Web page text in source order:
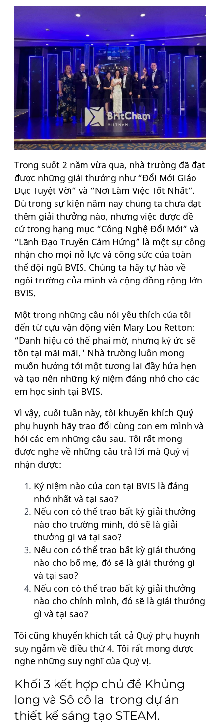
Trong suốt 2 năm vừa qua, nhà trường đã đạt
được những giải thưởng như “Đổi Mới Giáo
Dục Tuyệt Vời” và “Nơi Làm Việc Tốt Nhất”.
Dù trong sự kiện năm nay chúng ta chưa đạt
thêm giải thưởng nào, nhưng việc được đề
cử trong hạng mục “Công Nghệ Đổi Mới” và
“Lãnh Đạo Truyền Cảm Hứng” là một sự công
nhận cho mọi nỗ lực và công sức của toàn
thể đội ngũ BVIS. Chúng ta hãy tự hào về
ngôi trường của mình và cộng đồng rộng lớn
BVIS.
Một trong những câu nói yêu thích của tôi
đến từ cựu vận động viên Mary Lou Retton:
“Danh hiệu có thể phai mờ, nhưng ký ức sẽ
tồn tại mãi mãi." Nhà trường luôn mong
muốn hướng tới một tương lai đầy hứa hẹn
và tạo nên những kỷ niệm đáng nhớ cho các
em học sinh tại BVIS.
Vì vậy, cuối tuần này, tôi khuyến khích Quý
phụ huynh hãy trao đổi cùng con em mình và
hỏi các em những câu sau. Tôi rất mong
được nghe về những câu trả lời mà Quý vị
nhận được:
Kỷ niệm nào của con tại BVIS là đáng
nhớ nhất và tại sao?
Nếu con có thể trao bất kỳ giải thưởng
nào cho trường mình, đó sẽ là giải
thưởng gì và tại sao?
Nếu con có thể trao bất kỳ giải thưởng
nào cho bố mẹ, đó sẽ là giải thưởng gì
và tại sao?
Nếu con có thể trao bất kỳ giải thưởng
nào cho chính mình, đó sẽ là giải thưởng
gì và tại sao?
Tôi cũng khuyến khích tất cả Quý phụ huynh
suy ngẫm về điều thứ 4. Tôi rất mong được
nghe những suy nghĩ của Quý vị.
Khối 3 kết hợp chủ đề Khủng
long và Sô cô la trong dự án
thiết kế sáng tạo STEAM.